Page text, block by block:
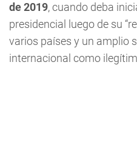
de 2019, cuando deba
presidencial luego de su
varios países y un amplio
internacional como